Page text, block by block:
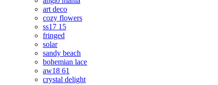
art deco
cozy flowers
ss17 15
fringed
solar
sandy beach
bohemian lace
aw18 61
crystal delight